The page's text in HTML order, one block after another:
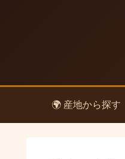
🌍 産地から探す